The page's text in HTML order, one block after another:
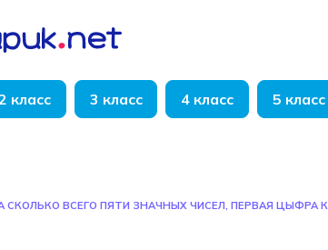
класс 3 класс 4 класс 5 класс
СКОЛЬКО ВСЕГО ПЯТИ ЗНАЧНЫХ ЧИСЕЛ, ПЕРВАЯ